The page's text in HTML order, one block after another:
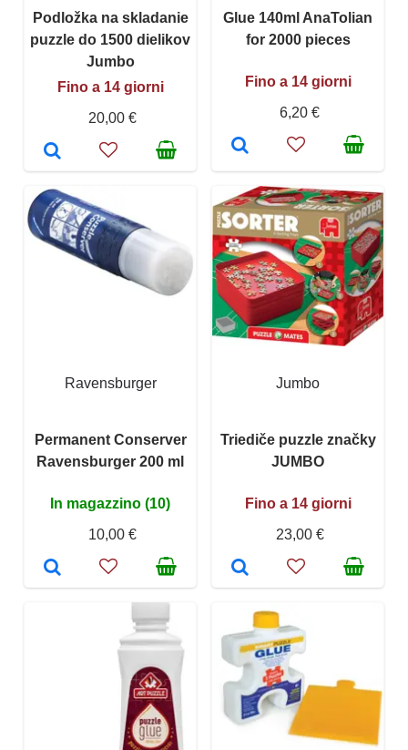
Podložka na skladanie
puzzle do 1500 dielikov
Jumbo
Fino a 14 giorni
20,00 €
Glue 140ml AnaTolian
for 2000 pieces
Fino a 14 giorni
6,20 €
Ravensburger
Permanent Conserver
Ravensburger 200 ml
In magazzino (10)
10,00 €
Jumbo
Triediče puzzle značky
JUMBO
Fino a 14 giorni
23,00 €